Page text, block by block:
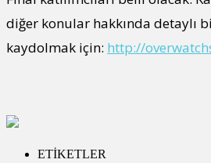
diğer konular hakkında detaylı
kaydolmak için: http://
ETİKETLER